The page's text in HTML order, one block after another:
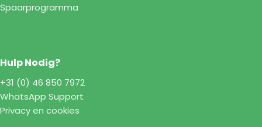
Spaarprogramma
Hulp Nodig?
+31 (0) 46 850 7972
WhatsApp Support
Privacy en cookies